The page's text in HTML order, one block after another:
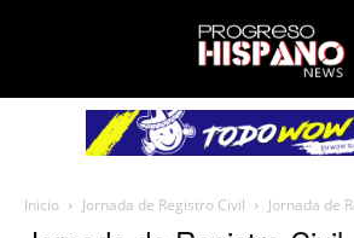
Inicio Jornada de Registro Civil Jornada de